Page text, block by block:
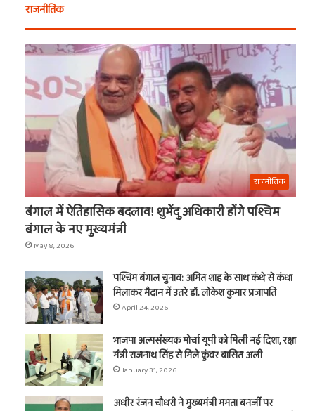
राजनीतिक
राजनीतिक
बंगाल में ऐतिहासिक बदलाव! शुभेंदु अधिकारी होंगे पश्चिम
बंगाल के नए मुख्यमंत्री
May 8, 2026
पश्चिम बंगाल चुनाव: अमित शाह के साथ कंधे से कंधा
मिलाकर मैदान में उतरे डॉ. लोकेश कुमार प्रजापति
April 24, 2026
भाजपा अल्पसंख्यक मोर्चा यूपी को मिली नई दिशा, रक्षा
मंत्री राजनाथ सिंह से मिले कुंवर बासित अली
January 31, 2026
अधीर रंजन चौधरी ने मुख्यमंत्री ममता बनर्जी पर